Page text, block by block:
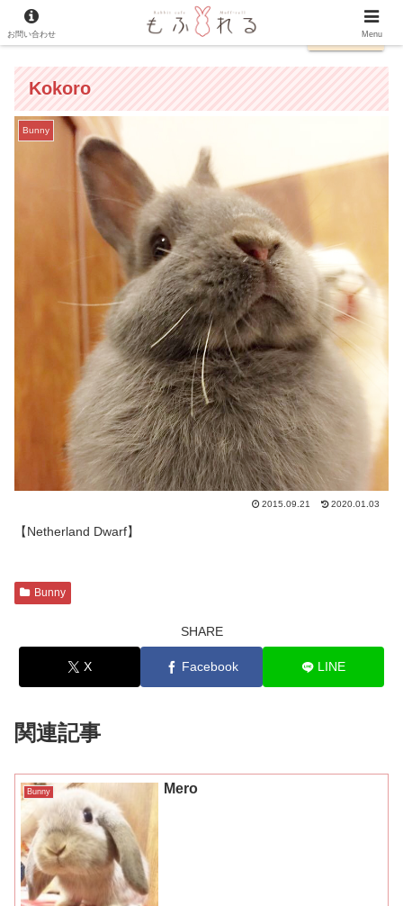
日本語
Kokoro
Bunny
2015.09.21 2020.01.03
【Netherland Dwarf】
Bunny
SHARE
X Facebook LINE
関連記事
Bunny Mero
お問い合わせ Menu